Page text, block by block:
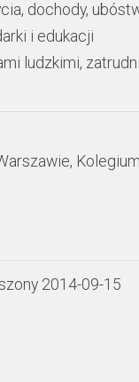
dochody,
i edukacji
ludzkimi,
2014-09-15